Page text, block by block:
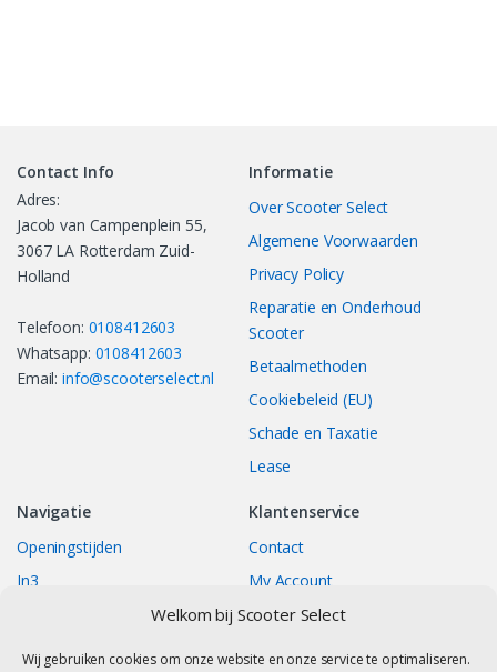
Welkom bij Scooter Select
Wij gebruiken cookies om onze website en onze service te optimaliseren.
Contact Info
Adres:
Jacob van Campenplein 55,
3067 LA Rotterdam Zuid-
Holland
Telefoon: 0108412603
Whatsapp: 0108412603
Email:info@scooterselect.nl
Informatie
Over Scooter Select
Algemene Voorwaarden
Privacy Policy
Reparatie en Onderhoud
Scooter
Betaalmethoden
Cookiebeleid (EU)
Schade en Taxatie
Lease
Navigatie
Openingstijden
In3
Klantenservice
Contact
My Account
Track your Order